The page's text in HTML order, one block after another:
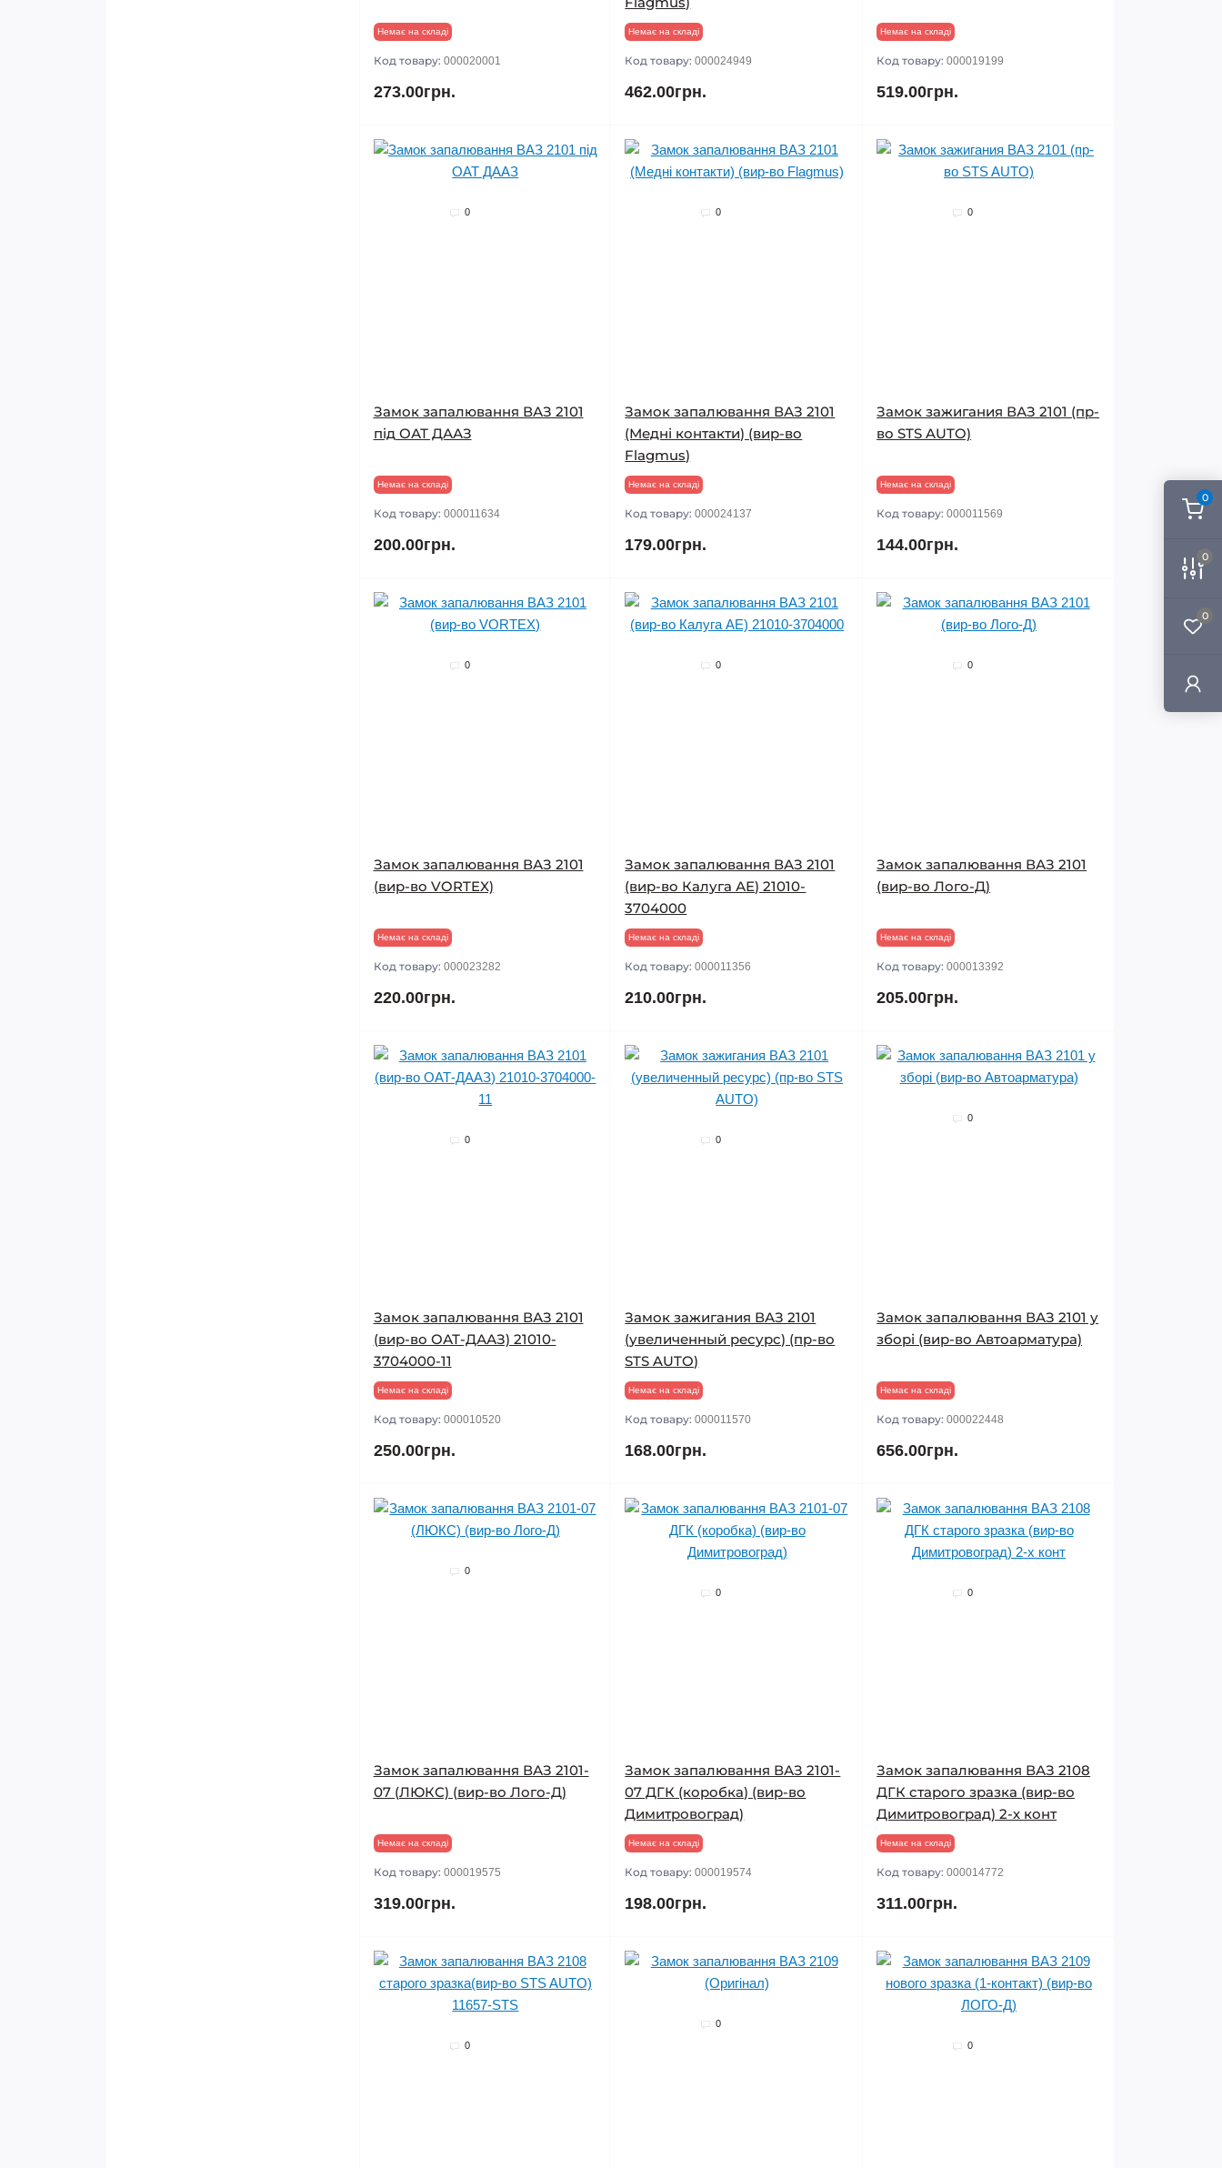
0
0
0
Немає на складі
Код товару: 000020001
273.00грн.
Немає на складі
Код товару:000024949
462.00грн.
Немає на складі
Код товару:000019199
519.00грн.
0
Замок запалювання ВАЗ 2101
під ОАТ ДААЗ
Немає на складі
Код товару: 000011634
200.00грн.
0
Замок запалювання ВАЗ 2101
(Медні контакти) (вир-во
Flagmus)
Немає на складі
Код товару:000024137
179.00грн.
0
Замок зажигания ВАЗ 2101 (пр-
во STS AUTO)
Немає на складі
Код товару:000011569
144.00грн.
0
Замок запалювання ВАЗ 2101
(вир-во VORTEX)
Немає на складі
Код товару: 000023282
220.00грн.
0
Замок запалювання ВАЗ 2101
(вир-во Калуга АЕ) 21010-
3704000
Немає на складі
Код товару:000011356
210.00грн.
0
Замок запалювання ВАЗ 2101
(вир-во Лого-Д)
Немає на складі
Код товару:000013392
205.00грн.
0
Замок запалювання ВАЗ 2101
(вир-во ОАТ-ДААЗ) 21010-
3704000-11
Немає на складі
Код товару: 000010520
250.00грн.
0
Замок зажигания ВАЗ 2101
(увеличенный ресурс) (пр-во
STS AUTO)
Немає на складі
Код товару:000011570
168.00грн.
0
Замок запалювання ВАЗ 2101 у
зборі (вир-во Автоарматура)
Немає на складі
Код товару:000022448
656.00грн.
0
Замок запалювання ВАЗ 2101-
07 (ЛЮКС) (вир-во Лого-Д)
Немає на складі
Код товару: 000019575
319.00грн.
0
Замок запалювання ВАЗ 2101-
07 ДГК (коробка) (вир-во
Димитровоград)
Немає на складі
Код товару:000019574
198.00грн.
0
Замок запалювання ВАЗ 2108
ДГК старого зразка (вир-во
Димитровоград) 2-х конт
Немає на складі
Код товару:000014772
311.00грн.
0
0
0